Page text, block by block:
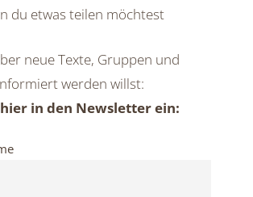
du etwas teilen möchtest
neue Texte, Gruppen und
werden willst:
in den Newsletter ein: